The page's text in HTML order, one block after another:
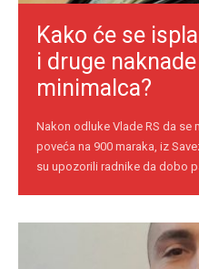
Kako će se
i druge
minimalca?
Nakon odluke Vlade RS da se
poveća na 900 maraka, iz
su upozorili radnike da dobo